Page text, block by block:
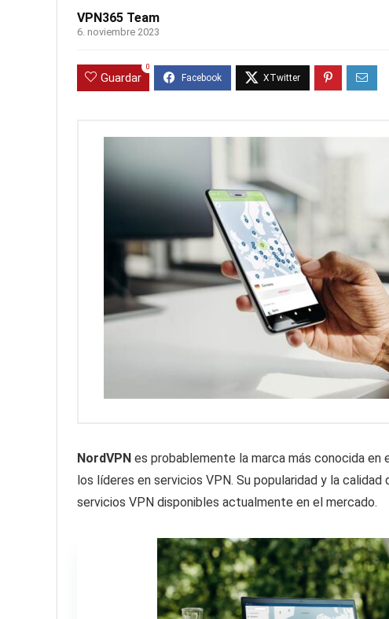
VPN365 Team
6. noviembre 2023
Guardar
0
NordVPN es probablemente la marca más conocida en
los líderes en servicios VPN. Su popularidad y la
servicios VPN disponibles actualmente en el mercado.